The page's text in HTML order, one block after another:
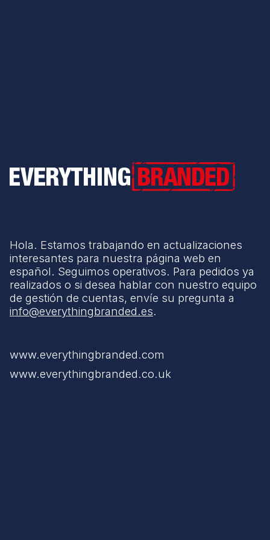
Everything Branded
Hola. Estamos trabajando en actualizaciones
interesantes para nuestra página web en
español. Seguimos operativos. Para pedidos ya
realizados o si desea hablar con nuestro equipo
de gestión de cuentas, envíe su pregunta a
info@everythingbranded.es.
www.everythingbranded.com
www.everythingbranded.co.uk